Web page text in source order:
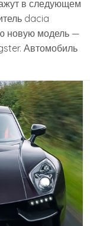
в следующем
dacia
новую модель —
Автомобиль